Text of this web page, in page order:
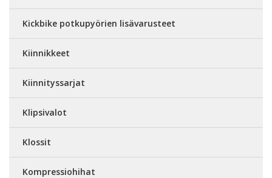
Kickbike potkupyörien lisävarusteet
Kiinnikkeet
Kiinnityssarjat
Klipsivalot
Klossit
Kompressiohihat